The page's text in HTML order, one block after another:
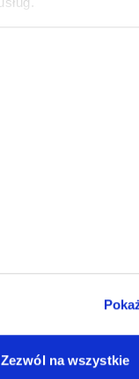
Zezwól na wszystkie